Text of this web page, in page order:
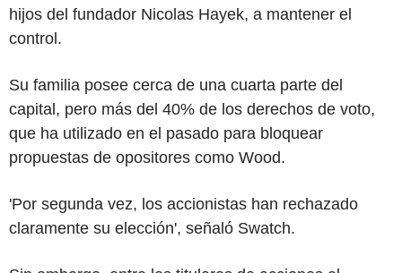
hijos del fundador Nicolas Hayek, a mantener el
control.
Su familia posee cerca de una cuarta parte del
capital, pero más del 40% de los derechos de voto,
que ha utilizado en el pasado para bloquear
propuestas de opositores como Wood.
'Por segunda vez, los accionistas han rechazado
claramente su elección', señaló Swatch.